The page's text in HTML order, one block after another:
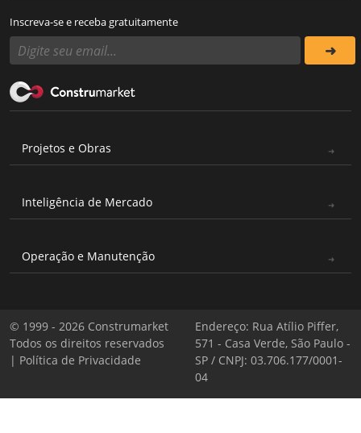
Inscreva-se e receba gratuitamente
Projetos e Obras
Inteligência de Mercado
Operação e Manutenção
© 1999 - 2026 Construmarket
Todos os direitos reservados
| Política de Privacidade
Endereço: Rua Atílio Piffer,
571 - Casa Verde, São Paulo -
SP / CNPJ: 03.706.177/0001-
04